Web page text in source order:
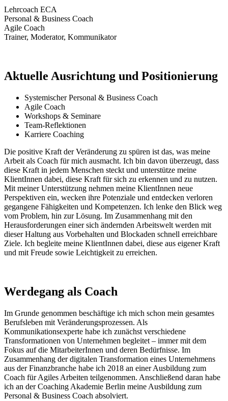
Lehrcoach ECA
Personal & Business Coach
Agile Coach
Trainer, Moderator, Kommunikator
Aktuelle Ausrichtung und Positionierung
Systemischer Personal & Business Coach
Agile Coach
Workshops & Seminare
Team-Reflektionen
Karriere Coaching
Die positive Kraft der Veränderung zu spüren ist das, was meine
Arbeit als Coach für mich ausmacht. Ich bin davon überzeugt, dass
diese Kraft in jedem Menschen steckt und unterstütze meine
KlientInnen dabei, diese Kraft für sich zu erkennen und zu nutzen.
Mit meiner Unterstützung nehmen meine KlientInnen neue
Perspektiven ein, wecken ihre Potenziale und entdecken verloren
gegangene Fähigkeiten und Kompetenzen. Ich lenke den Blick weg
vom Problem, hin zur Lösung. Im Zusammenhang mit den
Herausforderungen einer sich ändernden Arbeitswelt werden mit
dieser Haltung aus Vorbehalten und Blockaden schnell erreichbare
Ziele. Ich begleite meine KlientInnen dabei, diese aus eigener Kraft
und mit Freude sowie Leichtigkeit zu erreichen.
Werdegang als Coach
Im Grunde genommen beschäftige ich mich schon mein gesamtes
Berufsleben mit Veränderungsprozessen. Als
Kommunikationsexperte habe ich zunächst verschiedene
Transformationen von Unternehmen begleitet – immer mit dem
Fokus auf die MitarbeiterInnen und deren Bedürfnisse. Im
Zusammenhang der digitalen Transformation eines Unternehmens
aus der Finanzbranche habe ich 2018 an einer Ausbildung zum
Coach für Agiles Arbeiten teilgenommen. Anschließend daran habe
ich an der Coaching Akademie Berlin meine Ausbildung zum
Personal & Business Coach absolviert.